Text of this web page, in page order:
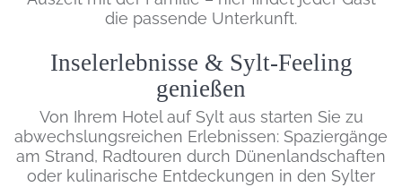
die passende Unterkunft.
Inselerlebnisse & Sylt-Feeling
genießen
Von Ihrem Hotel auf Sylt aus starten Sie zu
abwechslungsreichen Erlebnissen: Spaziergänge
am Strand, Radtouren durch Dünenlandschaften
oder kulinarische Entdeckungen in den Sylter